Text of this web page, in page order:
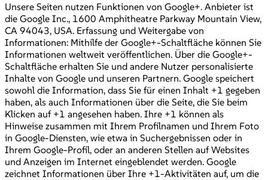
Unsere Seiten nutzen Funktionen von Google+. Anbieter ist
die Google Inc., 1600 Amphitheatre Parkway Mountain View,
CA 94043, USA. Erfassung und Weitergabe von
Informationen: Mithilfe der Google+-Schaltfläche können Sie
Informationen weltweit veröffentlichen. Über die Google+-
Schaltfläche erhalten Sie und andere Nutzer personalisierte
Inhalte von Google und unseren Partnern. Google speichert
sowohl die Information, dass Sie für einen Inhalt +1 gegeben
haben, als auch Informationen über die Seite, die Sie beim
Klicken auf +1 angesehen haben. Ihre +1 können als
Hinweise zusammen mit Ihrem Profilnamen und Ihrem Foto
in Google-Diensten, wie etwa in Suchergebnissen oder in
Ihrem Google-Profil, oder an anderen Stellen auf Websites
und Anzeigen im Internet eingeblendet werden. Google
zeichnet Informationen über Ihre +1-Aktivitäten auf, um die